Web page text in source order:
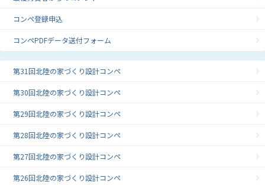
コンペ登録申込
コンペPDFデータ送付フォーム
第31回北陸の家づくり設計コンペ
第30回北陸の家づくり設計コンペ
第29回北陸の家づくり設計コンペ
第28回北陸の家づくり設計コンペ
第27回北陸の家づくり設計コンペ
第26回北陸の家づくり設計コンペ